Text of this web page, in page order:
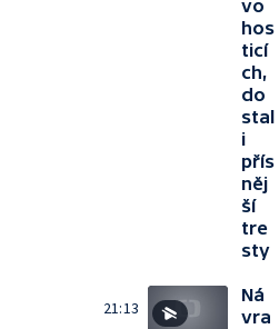
vo
hos
ticí
ch,
do
stal
i
přís
něj
ší
tre
sty
21:13
Ná
vra